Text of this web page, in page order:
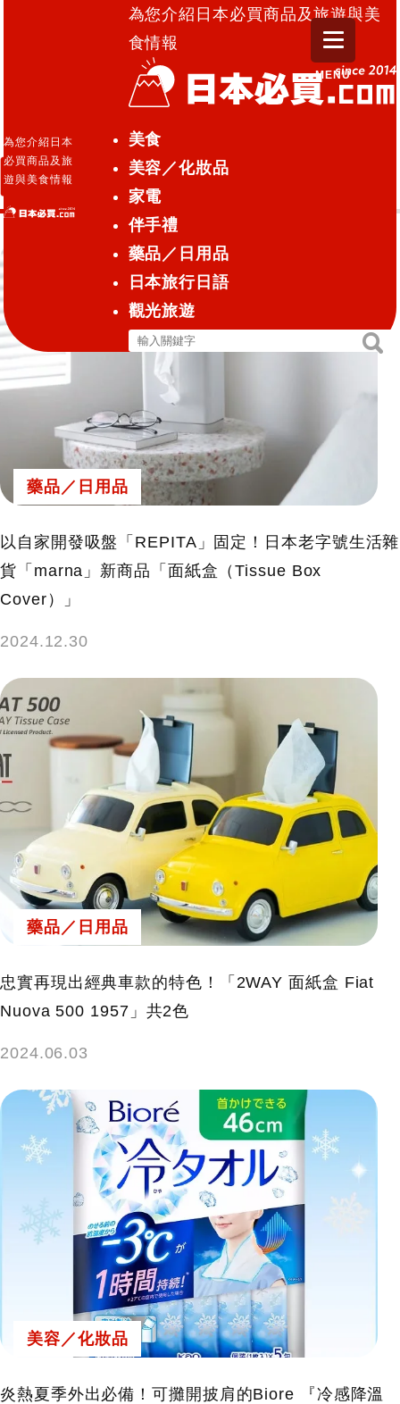
為您介紹日本
必買商品及旅
遊與美食情報
為您介紹日本必買商品及旅遊與美
食情報
美食
美容／化妝品
家電
伴手禮
藥品／日用品
日本旅行日語
觀光旅遊
搜
關
鍵
字:
搜
MENU
濕紙巾
藥品／日用品
以自家開發吸盤「REPITA」固定！日本老字號生活雜
貨「marna」新商品「面紙盒（Tissue Box
Cover）」
2024.12.30
藥品／日用品
忠實再現出經典車款的特色！「2WAY 面紙盒 Fiat
Nuova 500 1957」共2色
2024.06.03
美容／化妝品
炎熱夏季外出必備！可攤開披肩的Biore 『冷感降溫